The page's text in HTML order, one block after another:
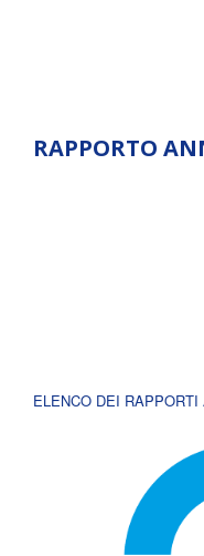
RAPPORTO
ELENCO DEI RAPPORTI